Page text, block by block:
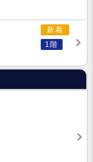
新着
1階